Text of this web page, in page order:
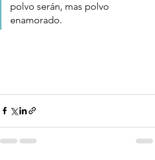
polvo serán, mas polvo
enamorado.